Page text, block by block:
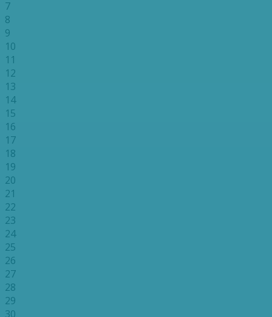
7
8
9
10
11
12
13
14
15
16
17
18
19
20
21
22
23
24
25
26
27
28
29
30